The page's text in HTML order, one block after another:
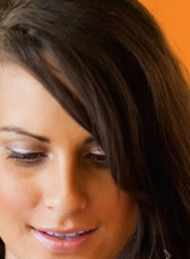
cursos para